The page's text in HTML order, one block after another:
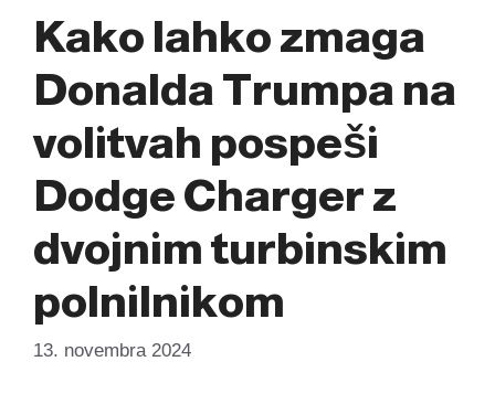
Kako lahko zmaga
Donalda Trumpa na
volitvah pospeši
Dodge Charger z
dvojnim turbinskim
polnilnikom
13. novembra 2024